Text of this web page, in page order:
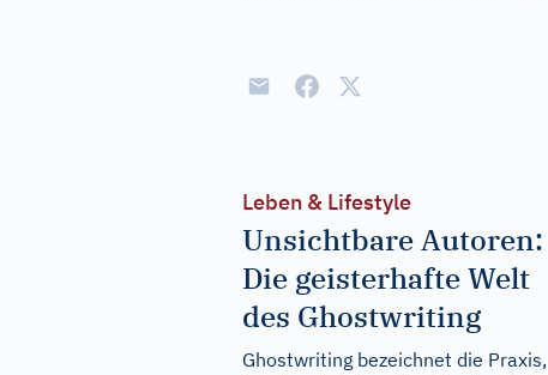
Leben & Lifestyle
Unsichtbare Autoren:
Die geisterhafte Welt
des Ghostwriting
Ghostwriting bezeichnet die Praxis,